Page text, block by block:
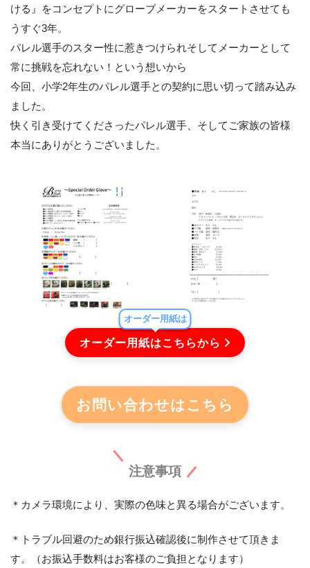
ける』をコンセプトにグローブメーカーをスタートさせても
うすぐ3年。
パレル選手のスター性に惹きつけられそしてメーカーとして
常に挑戦を忘れない！という想いから
今回、小学2年生のパレル選手との契約に思い切って踏み込み
ました。
快く引き受けてくださったパレル選手、そしてご家族の皆様
本当にありがとうございました。
オーダー用紙はこちらから
オーダー用紙は
お問い合わせはこちら
注意事項
＊カメラ環境により、実際の色味と異る場合がございます。
＊トラブル回避のため銀行振込確認後に制作させて頂きま
す。（お振込手数料はお客様のご負担となります）